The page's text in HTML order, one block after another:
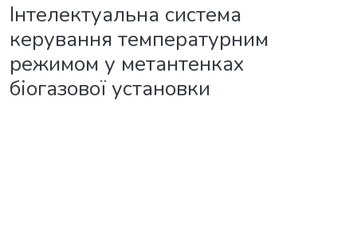
Інтелектуальна система
керування температурним
режимом у метантенках
біогазової установки